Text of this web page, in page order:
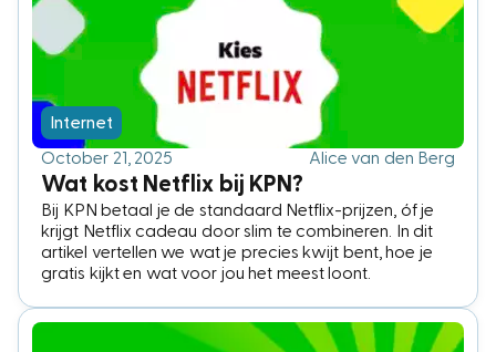
Internet
October 21, 2025
Alice van den Berg
Wat kost Netflix bij KPN?
Bij KPN betaal je de standaard Netflix-prijzen, óf je
krijgt Netflix cadeau door slim te combineren. In dit
artikel vertellen we wat je precies kwijt bent, hoe je
gratis kijkt en wat voor jou het meest loont.